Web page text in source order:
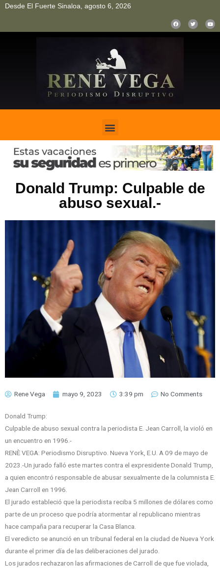
Desde El Fuerte Sinaloa, agosto 6, 2026
Donald Trump: Culpable de
abuso sexual.-
Rene Vega mayo 9, 2023 3:39 pm No Comments
Donald Trump:
Culpable de abuso sexual contra la periodista E. Jean Carroll, la violó en
un encuentro en 1996.-
RENÈ VEGA: Periodismo Disruptivo. Nueva York, E.U. A 09 de mayo de
2023.-Un jurado falló este martes contra el expresidente Donald Trump,
a quien encontró responsable de abusar sexualmente de la columnista E.
Jean Carroll en 1996.
El jurado estableció que la periodista reciba 5 millones de dólares como
parte de un proceso que podría atormentar al republicano mientras
hace campaña para recuperar la Casa Blanca.
El veredicto se anunció en un tribunal federal en la ciudad de Nueva York
durante el primer día de las deliberaciones del jurado.
Los jurados rechazaron las afirmaciones de Carroll de que fue violada,